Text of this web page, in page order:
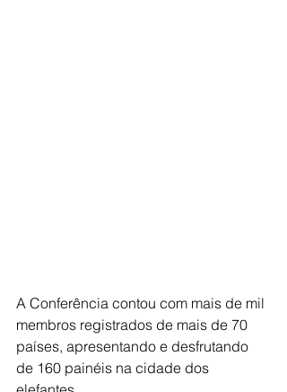
A Conferência contou com mais de mil
membros registrados de mais de 70
países, apresentando e desfrutando
de 160 painéis na cidade dos